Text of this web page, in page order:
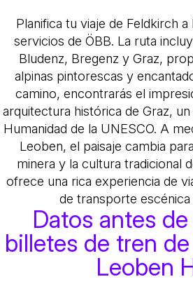
Planifica tu viaje de Feldkirch
servicios de ÖBB. La ruta
Bludenz, Bregenz y Graz,
alpinas pintorescas y
camino, encontrarás el
arquitectura histórica de Graz,
Humanidad de la UNESCO. A
Leoben, el paisaje cambia
minera y la cultura tradicional
ofrece una rica experiencia de
de transporte escénica
Datos antes
billetes de tren
Leoben